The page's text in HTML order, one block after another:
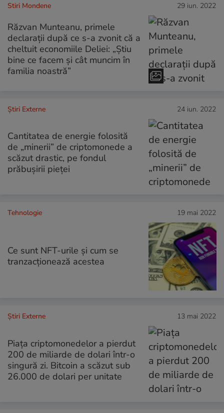
Stiri Mondene 29 iun. 2022
Răzvan Munteanu, primele
declarații după ce s-a zvonit că a
cheltuit economiile Deliei: „Știu
bine ce facem și cât muncim în
familia noastră”
Știri Externe 24 iun. 2022
Cantitatea de energie folosită
de „minerii” de criptomonede a
scăzut drastic, pe fondul
prăbușirii pieței
Tehnologie 19 mai 2022
Ce sunt NFT-urile și cum se
tranzacționează acestea
Știri Externe 13 mai 2022
Piața criptomonedelor a pierdut
200 de miliarde de dolari într-o
singură zi. Bitcoin a scăzut sub
26.000 de dolari per unitate